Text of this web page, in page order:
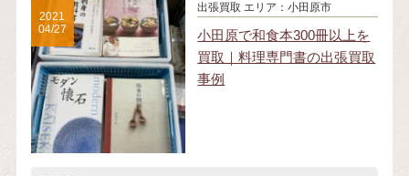
出張買取 エリア：小田原市
小田原で和食本300冊以上を
買取｜料理専門書の出張買取
事例
2021
04/27